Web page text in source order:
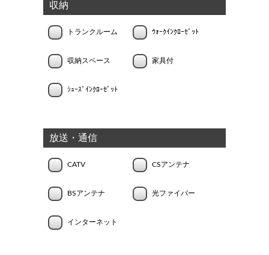
収納
トランクルーム ｳｫｰｸｲﾝｸﾛｰｾﾞｯﾄ
収納スペース 家具付
ｼｭｰｽﾞｲﾝｸﾛｰｾﾞｯﾄ
放送・通信
CATV CSアンテナ
BSアンテナ 光ファイバー
インターネット